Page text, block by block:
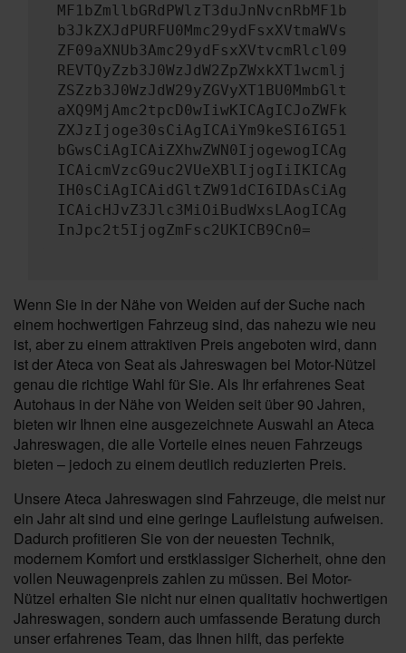
MF1bZmllbGRdPWlzT3duJnNvcnRbMF1b
b3JkZXJdPURFU0Mmc29ydFsxXVtmaWVs
ZF09aXNUb3Amc29ydFsxXVtvcmRlcl09
REVTQyZzb3J0WzJdW2ZpZWxkXT1wcmlj
ZSZzb3J0WzJdW29yZGVyXT1BU0MmbGlt
aXQ9MjAmc2tpcD0wIiwKICAgICJoZWFk
ZXJzIjoge30sCiAgICAiYm9keSI6IG51
bGwsCiAgICAiZXhwZWN0IjogewogICAg
ICAicmVzcG9uc2VUeXBlIjogIiIKICAg
IH0sCiAgICAidGltZW91dCI6IDAsCiAg
ICAicHJvZ3Jlc3MiOiBudWxsLAogICAg
InJpc2t5IjogZmFsc2UKICB9Cn0=
Wenn Sie in der Nähe von Weiden auf der Suche nach
einem hochwertigen Fahrzeug sind, das nahezu wie neu
ist, aber zu einem attraktiven Preis angeboten wird, dann
ist der Ateca von Seat als Jahreswagen bei Motor-Nützel
genau die richtige Wahl für Sie. Als Ihr erfahrenes Seat
Autohaus in der Nähe von Weiden seit über 90 Jahren,
bieten wir Ihnen eine ausgezeichnete Auswahl an Ateca
Jahreswagen, die alle Vorteile eines neuen Fahrzeugs
bieten – jedoch zu einem deutlich reduzierten Preis.
Unsere Ateca Jahreswagen sind Fahrzeuge, die meist nur
ein Jahr alt sind und eine geringe Laufleistung aufweisen.
Dadurch profitieren Sie von der neuesten Technik,
modernem Komfort und erstklassiger Sicherheit, ohne den
vollen Neuwagenpreis zahlen zu müssen. Bei Motor-
Nützel erhalten Sie nicht nur einen qualitativ hochwertigen
Jahreswagen, sondern auch umfassende Beratung durch
unser erfahrenes Team, das Ihnen hilft, das perfekte